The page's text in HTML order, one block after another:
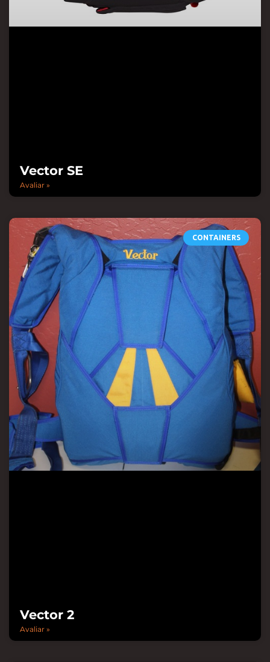
Vector SE
Avaliar »
CONTAINERS
Vector 2
Avaliar »